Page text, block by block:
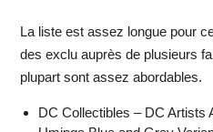
La liste est assez longue pour
des exclu auprès de plusieurs
plupart sont assez abordables.
DC Collectibles – DC Artists